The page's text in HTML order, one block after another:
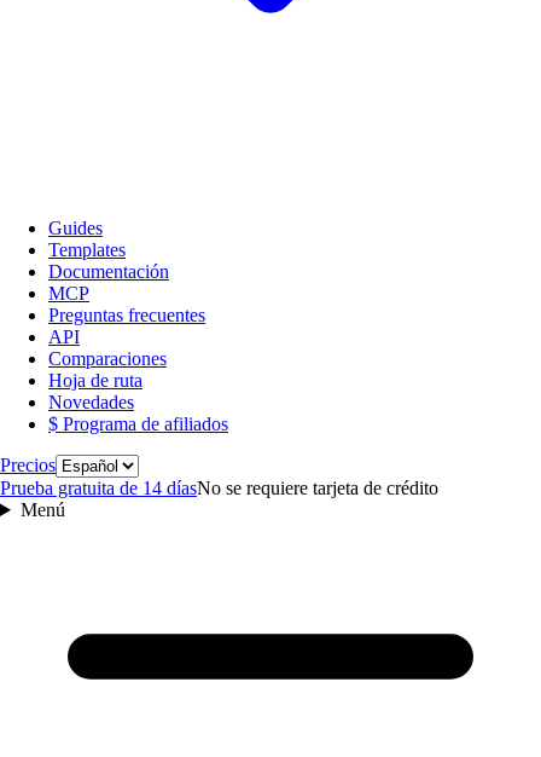
Guides
Templates
Documentación
MCP
Preguntas frecuentes
API
Comparaciones
Hoja de ruta
Novedades
$ Programa de afiliados
PreciosIdioma
Prueba gratuita de 14 díasNo se requiere tarjeta de crédito
Menú